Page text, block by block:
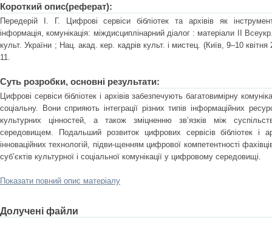
Короткий опис(реферат):
Передерій І. Г. Цифрові сервіси бібліотек та архівів як
інформація, комунікація: міждисциплінарний діалог : матеріали ІІ
культ. України ; Нац. акад. кер. кадрів культ. і мистец. (Київ, 9–10
11.
Суть розробки, основні результати:
Цифрові сервіси бібліотек і архівів забезпечують багатовимірну
соціальну. Вони сприяють інтеграції різних типів інформаційних
культурних цінностей, а також зміцненню зв’язків між
середовищем. Подальший розвиток цифрових сервісів бібліотек і
інноваційних технологій, підви-щенням цифрової компетентності
суб’єктів культурної і соціальної комунікації у цифровому середовищі.
Показати повний опис матеріалу
Долучені файли